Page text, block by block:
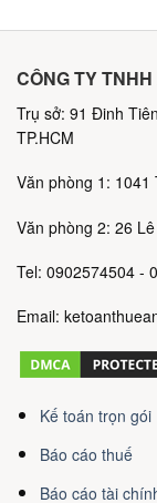
CÔNG TY
Trụ sở: 91 Đinh
TP.HCM
Văn phòng 1: 1041
Văn phòng 2: 26
Tel: 0902574504 -
Email:
Kế toán trọn gói
Báo cáo thuế
Báo cáo tài